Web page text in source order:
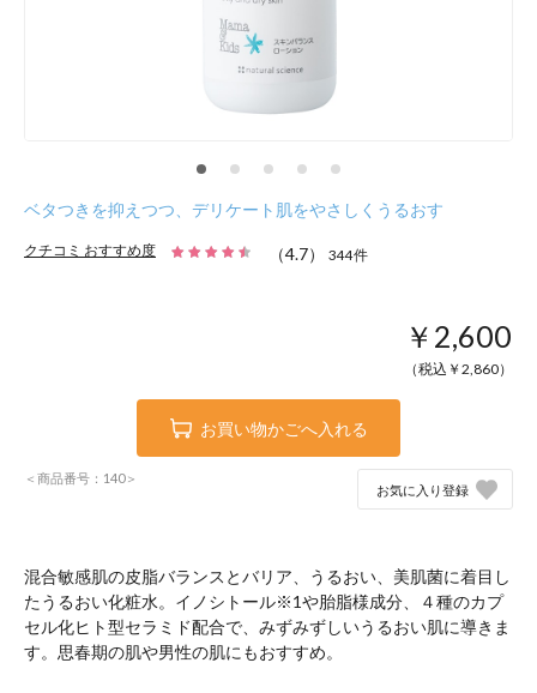
ベタつきを抑えつつ、デリケート肌をやさしくうるおす
クチコミ おすすめ度 （4.7） 344件
￥2,600
（税込￥ 2,860）
お買い物かごへ入れる
＜商品番号：140＞
お気に入り登録
混合敏感肌の皮脂バランスとバリア、うるおい、美肌菌に着目し
たうるおい化粧水。イノシトール※1や胎脂様成分、４種のカプ
セル化ヒト型セラミド配合で、みずみずしいうるおい肌に導きま
す。思春期の肌や男性の肌にもおすすめ。